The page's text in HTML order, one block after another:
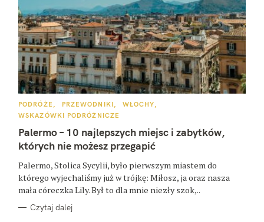
K
T
G
R
PODRÓŻE PRZEWODNIKI
WŁOCHY
WSKAZÓWKI PODRÓŻNICZE
Palermo – 10 najlepszych miejsc i zabytków,
których nie możesz przegapić
Palermo, Stolica Sycylii, było pierwszym miastem do
którego wyjechaliśmy już w trójkę: Miłosz, ja oraz nasza
mała córeczka Lily. Był to dla mnie niezły szok,..
Czytaj dalej
W
y
s
z
u
k